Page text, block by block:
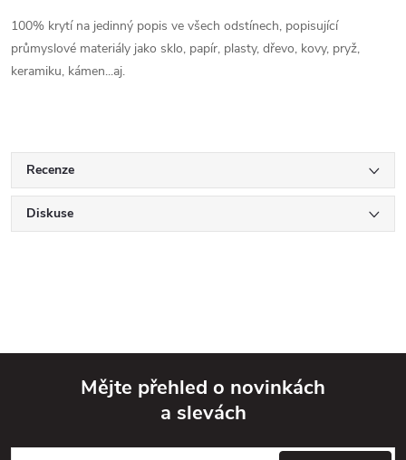
100% krytí na jedinný popis ve všech odstínech, popisující
průmyslové materiály jako sklo, papír, plasty, dřevo, kovy, pryž,
keramiku, kámen...aj.
Recenze
Diskuse
Mějte přehled o novinkách
a slevách